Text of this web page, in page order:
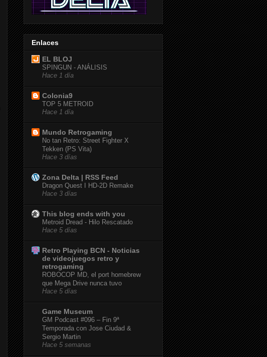
Enlaces
EL BLOJ
SPINGUN - ANÁLISIS
Hace 1 día
Colonia9
TOP 5 METROID
Hace 1 día
Mundo Retrogaming
No tan Retro: Street Fighter X
Tekken (PS Vita)
Hace 3 días
Zona Delta | RSS Feed
Dragon Quest I HD-2D Remake
Hace 3 días
This blog ends with you
Metroid Dread - Hilo Rescatado
Hace 5 días
Retro Playing BCN - Noticias
de videojuegos retro y
retrogaming
ROBOCOP MD, el port homebrew
que Mega Drive nunca tuvo
Hace 5 días
Game Museum
GM Podcast #096 – Fin 9ª
Temporada con Jose Ciudad &
Sergio Martin
Hace 5 semanas